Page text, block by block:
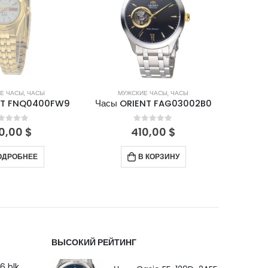
ЧАСЫ, ЧАСЫ
FNQ0400FW9
of 5
$
МУЖСКИЕ ЧАСЫ, ЧАСЫ
Часы ORIENT FAG03002B0
0out of 5
410,00 $
В КОРЗИНУ
ВЫСОКИЙ РЕЙТИНГ